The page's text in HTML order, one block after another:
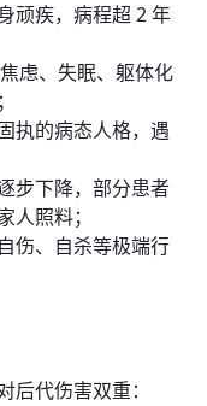
顽疾，病程超 2 年
虑、失眠、躯体化
执的病态人格，遇
步下降，部分患者
照料；
伤、自杀等极端行
代伤害双重：